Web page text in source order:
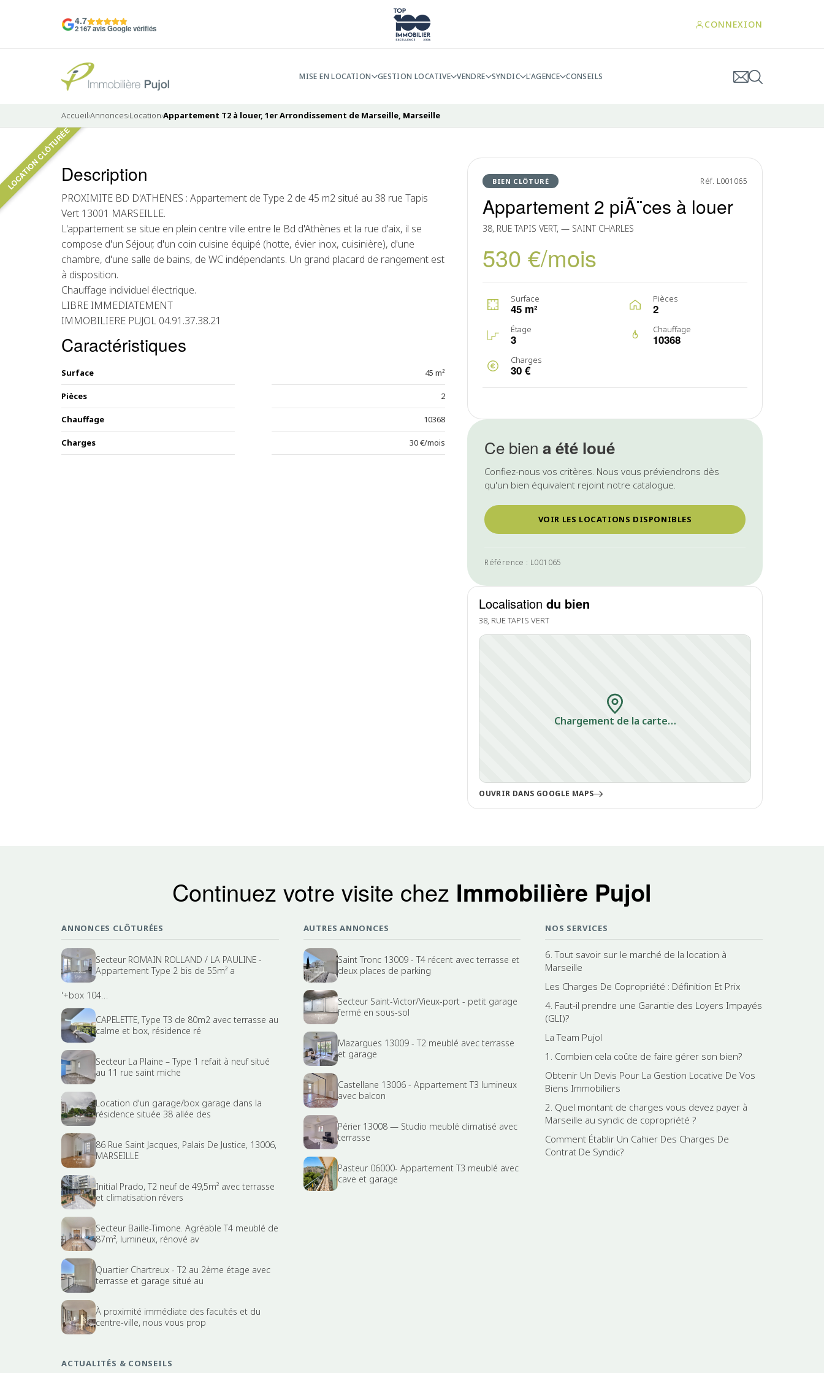
4.7
2 167 avis Google vérifiés CONNEXION
MISE EN LOCATION GESTION LOCATIVE VENDRE SYNDIC L'AGENCE CONSEILS
Accueil›Annonces›Location›Appartement T2 à louer, 1er Arrondissement de Marseille, Marseille
LOCATION CLÔTURÉE BIEN CLÔTURÉ Réf. L001065
Appartement 2 piÃ¨ces à louer
38, RUE TAPIS VERT, — SAINT CHARLES
530 €/mois
Surface
45 m²
Pièces
2
Étage
3
Chauffage
10368
Charges
30 €
Ce biena été loué
Confiez-nous vos critères. Nous vous préviendrons dès
qu'un bien équivalent rejoint notre catalogue.
VOIR LES LOCATIONS DISPONIBLES
Référence : L001065
Localisationdu bien
38, RUE TAPIS VERT
Chargement de la carte…
OUVRIR DANS GOOGLE MAPS
LOUÉ
Description
PROXIMITE BD D'ATHENES : Appartement de Type 2 de 45 m2 situé au 38 rue Tapis
Vert 13001 MARSEILLE.
L'appartement se situe en plein centre ville entre le Bd d'Athènes et la rue d'aix, il se
compose d'un Séjour, d'un coin cuisine équipé (hotte, évier inox, cuisinière), d'une
chambre, d'une salle de bains, de WC indépendants. Un grand placard de rangement est
à disposition.
Chauffage individuel électrique.
LIBRE IMMEDIATEMENT
IMMOBILIERE PUJOL 04.91.37.38.21
Caractéristiques
Surface 45 m²
Pièces 2
Chauffage 10368
Charges 30 €/mois
Continuez votre visite chez Immobilière Pujol
ANNONCES CLÔTURÉES
Secteur ROMAIN ROLLAND / LA PAULINE -
Appartement Type 2 bis de 55m² a
'+box 104…
CAPELETTE, Type T3 de 80m2 avec terrasse au
calme et box, résidence ré
Secteur La Plaine – Type 1 refait à neuf situé
au 11 rue saint miche
Location d'un garage/box garage dans la
résidence située 38 allée des
86 Rue Saint Jacques, Palais De Justice, 13006,
MARSEILLE
Initial Prado, T2 neuf de 49,5m² avec terrasse
et climatisation révers
Secteur Baille-Timone. Agréable T4 meublé de
87m², lumineux, rénové av
Quartier Chartreux - T2 au 2ème étage avec
terrasse et garage situé au
À proximité immédiate des facultés et du
centre-ville, nous vous prop
AUTRES ANNONCES
Saint Tronc 13009 - T4 récent avec terrasse et
deux places de parking
Secteur Saint-Victor/Vieux-port - petit garage
fermé en sous-sol
Mazargues 13009 - T2 meublé avec terrasse
et garage
Castellane 13006 - Appartement T3 lumineux
avec balcon
Périer 13008 — Studio meublé climatisé avec
terrasse
Pasteur 06000- Appartement T3 meublé avec
cave et garage
NOS SERVICES
6. Tout savoir sur le marché de la location à
Marseille
Les Charges De Copropriété : Définition Et Prix
4. Faut-il prendre une Garantie des Loyers Impayés
(GLI)?
La Team Pujol
1. Combien cela coûte de faire gérer son bien?
Obtenir Un Devis Pour La Gestion Locative De Vos
Biens Immobiliers
2. Quel montant de charges vous devez payer à
Marseille au syndic de copropriété ?
Comment Établir Un Cahier Des Charges De
Contrat De Syndic?
ACTUALITÉS & CONSEILS